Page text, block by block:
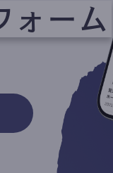
ォーム